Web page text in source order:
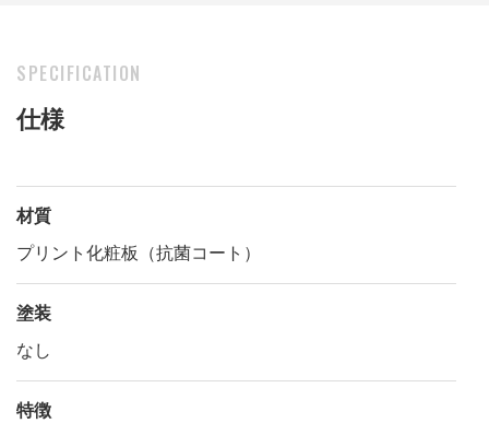
SPECIFICATION
仕様
材質
プリント化粧板（抗菌コート）
塗装
なし
特徴